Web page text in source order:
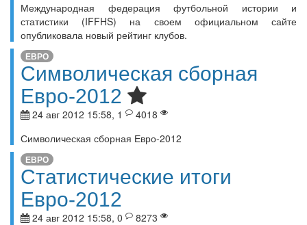
Международная федерация футбольной истории и
статистики (IFFHS) на своем официальном сайте
опубликовала новый рейтинг клубов.
ЕВРО
Символическая сборная
Евро-2012
24 авг 2012 15:58, 1
4018
Символическая сборная Евро-2012
ЕВРО
Статистические итоги
Евро-2012
24 авг 2012 15:58, 0
8273